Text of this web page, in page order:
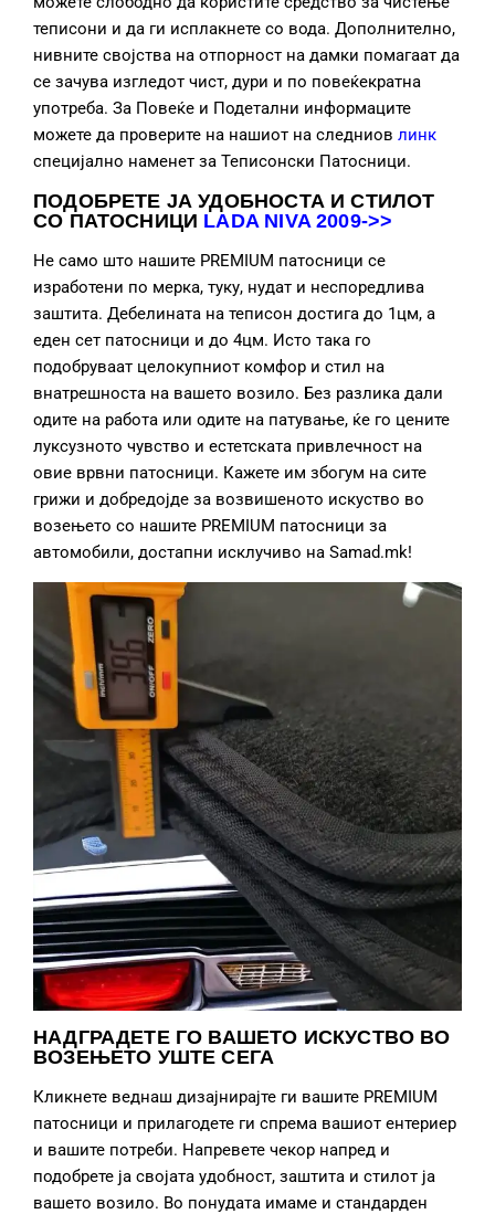
теписони и да ги исплакнете со вода. Дополнително,
нивните својства на отпорност на дамки помагаат да
се зачува изгледот чист, дури и по повеќекратна
употреба. За Повеќе и Подетални информаците
можете да проверите на нашиот на следниов линк
специјално наменет за Теписонски Патосници.
ПОДОБРЕТЕ ЈА УДОБНОСТА И СТИЛОТ
СО ПАТОСНИЦИ LADA NIVA 2009->>
Не само што нашите PREMIUM патосници се
изработени по мерка, туку, нудат и неспоредлива
заштита. Дебелината на теписон достига до 1цм, а
еден сет патосници и до 4цм. Исто така го
подобруваат целокупниот комфор и стил на
внатрешноста на вашето возило. Без разлика дали
одите на работа или одите на патување, ќе го цените
луксузното чувство и естетската привлечност на
овие врвни патосници. Кажете им збогум на сите
грижи и добредојде за возвишеното искуство во
возењето со нашите PREMIUM патосници за
автомобили, достапни исклучиво на Samad.mk!
НАДГРАДЕТЕ ГО ВАШЕТО ИСКУСТВО ВО
ВОЗЕЊЕТО УШТЕ СЕГА
Кликнете веднаш дизајнирајте ги вашите PREMIUM
патосници и прилагодете ги спрема вашиот ентериер
и вашите потреби. Напревете чекор напред и
подобрете ја својата удобност, заштита и стилот ја
вашето возило. Во понудата имаме и стандарден